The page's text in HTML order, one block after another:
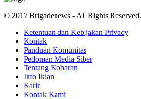
© 2017 Brigadenews - All Rights Reserved.
Ketentuan dan Kebijakan Privacy
Kontak
Panduan Komunitas
Pedoman Media Siber
Tentang Kobaran
Info Iklan
Karir
Kontak Kami